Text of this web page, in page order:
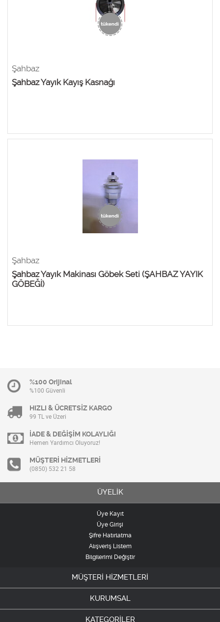
Şahbaz
Şahbaz Yayık Kayış Kasnağı
Şahbaz
Şahbaz Yayık Makinası Göbek Seti (ŞAHBAZ YAYIK
GÖBEĞİ)
%100 Orijinal
%100 Güvenli
HIZLI & ÜCRETSİZ KARGO
99 TL ve Üzeri
İADE & DEĞİŞİM KOLAYLIĞI
Hemen Yardımcı Oluyoruz!
MÜŞTERİ HİZMETLERİ
(0850) 532 21 58
ÜYELİK
Üye Kayıt
Üye Girişi
Şifre Hatırlatma
Alışveriş Listem
Bilgilerimi Değiştir
MÜŞTERİ HİZMETLERİ
KURUMSAL
KATEGORİLER